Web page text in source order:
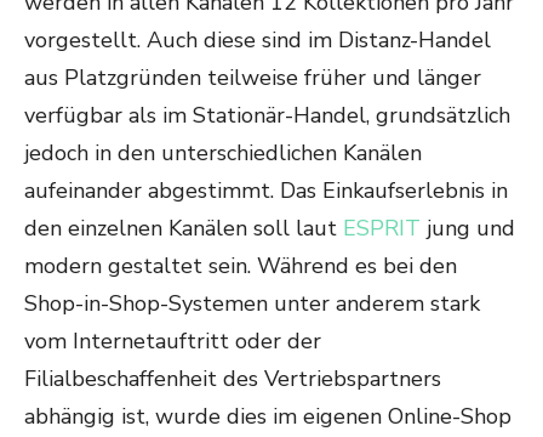
vorgestellt. Auch diese sind im Distanz-Handel
aus Platzgründen teilweise früher und länger
verfügbar als im Stationär-Handel, grundsätzlich
jedoch in den unterschiedlichen Kanälen
aufeinander abgestimmt. Das Einkaufserlebnis in
den einzelnen Kanälen soll laut ESPRIT jung und
modern gestaltet sein. Während es bei den
Shop-in-Shop-Systemen unter anderem stark
vom Internetauftritt oder der
Filialbeschaffenheit des Vertriebspartners
abhängig ist, wurde dies im eigenen Online-Shop